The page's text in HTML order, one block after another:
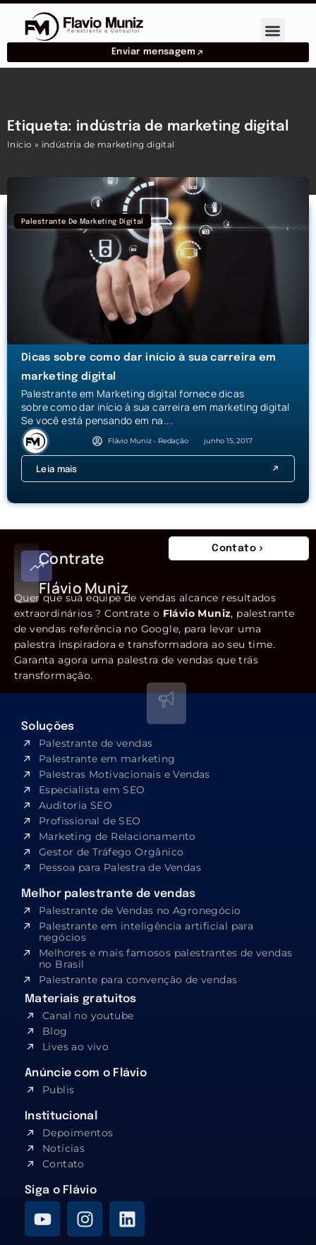
Enviar mensagem
Etiqueta: indústria de marketing digital
Início » indústria de marketing digital
Palestrante De Marketing Digital
Dicas sobre como dar início à sua carreira em
marketing digital
Palestrante em Marketing digital fornece dicas
sobre como dar início à sua carreira em marketing digital
Se você está pensando em na...
Flávio Muniz - Redação junho 15, 2017
Leia mais
Contrate
Flávio Muniz
Contato
Quer que sua equipe de vendas alcance resultados
extraordinários ? Contrate o Flávio Muniz, palestrante
de vendas referência no Google, para levar uma
palestra inspiradora e transformadora ao seu time.
Garanta agora uma palestra de vendas que trás
transformação.
Soluções
Palestrante de vendas
Palestrante em marketing
Palestras Motivacionais e Vendas
Especialista em SEO​
Auditoria SEO
Profissional de SEO
Marketing de Relacionamento
Gestor de Tráfego Orgânico
Pessoa para Palestra de Vendas
Melhor palestrante de vendas
Palestrante de Vendas no Agronegócio
Palestrante em inteligência artificial para
negócios
Melhores e mais famosos palestrantes de vendas
no Brasil
Palestrante para convenção de vendas
Materiais gratuitos
Canal no youtube
Blog
Lives ao vivo
Anúncie com o Flávio
Publis
Institucional
Depoimentos
Notícias
Contato
Siga o Flávio